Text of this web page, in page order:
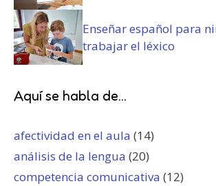
Enseñar español para
trabajar el léxico
Aquí se habla de...
afectividad en el aula (14)
análisis de la lengua (20)
competencia comunicativa (12)